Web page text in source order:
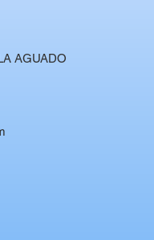
AGUADO